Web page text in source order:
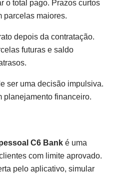
o total pago. Prazos curtos
parcelas maiores.
depois da contratação.
futuras e saldo
ser uma decisão impulsiva.
planejamento financeiro.
C6 Bank é uma
com limite aprovado.
pelo aplicativo, simular